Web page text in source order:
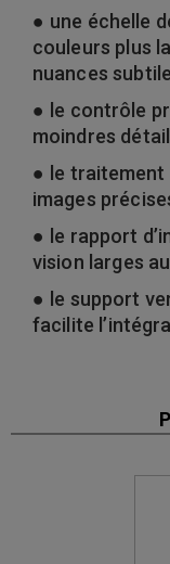
● une échelle
couleurs plus
nuances
● le contrôle
moindres
● le traitement
images
● le rapport
vision larges
● le support
facilite